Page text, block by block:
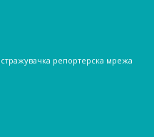
репортерска мрежа